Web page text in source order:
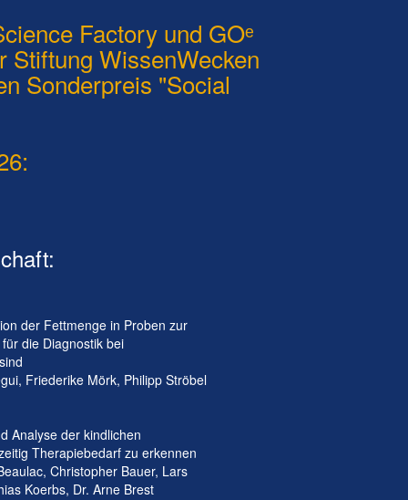
Factory und GOᵉ
Stiftung WissenWecken
Sonderpreis "Social
der Fettmenge in Proben zur
die Diagnostik bei
Friederike Mörk, Philipp Ströbel
Analyse der kindlichen
Therapiebedarf zu erkennen
Christopher Bauer, Lars
Koerbs, Dr. Arne Brest